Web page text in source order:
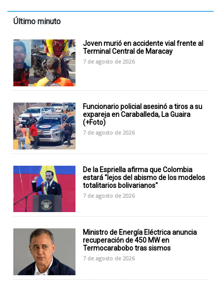
Último minuto
Joven murió en accidente vial frente al
Terminal Central de Maracay
7 de agosto de 2026
Funcionario policial asesinó a tiros a su
expareja en Caraballeda, La Guaira
(+Foto)
7 de agosto de 2026
De la Espriella afirma que Colombia
estará "lejos del abismo de los modelos
totalitarios bolivarianos"
7 de agosto de 2026
Ministro de Energía Eléctrica anuncia
recuperación de 450 MW en
Termocarabobo tras sismos
7 de agosto de 2026